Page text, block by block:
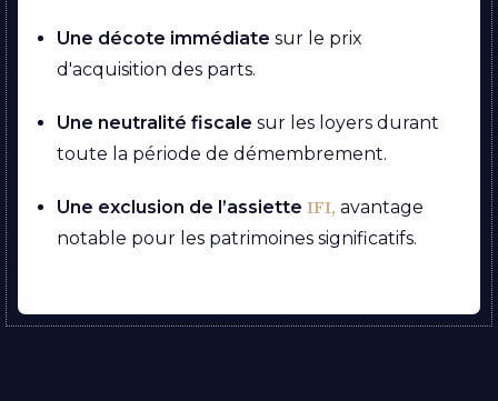
Une décote immédiatesur le prix
d'acquisition des parts.
Une neutralité fiscale sur les loyers durant
toute la période de démembrement.
Une exclusion de l’assietteIFI, avantage
notable pour les patrimoines significatifs.